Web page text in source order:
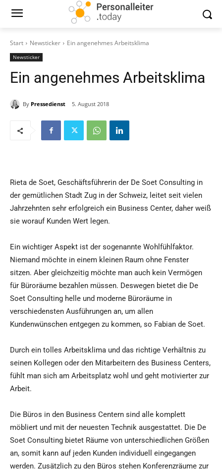
Start Newsticker Ein angenehmes Arbeitsklima
Newsticker
Ein angenehmes Arbeitsklima
By Pressedienst 5. August 2018
Rieta de Soet, Geschäftsführerin der De Soet Consulting in
der gemütlichen Stadt Zug in der Schweiz, leitet seit vielen
Jahrzehnten sehr erfolgreich ein Business Center, daher weiß
sie worauf Kunden Wert legen.
Ein wichtiger Aspekt ist der sogenannte Wohlfühlfaktor.
Niemand möchte in einem kleinen Raum ohne Fenster
sitzen. Aber gleichzeitig möchte man auch kein Vermögen
für Büroräume bezahlen müssen. Deswegen bietet die De
Soet Consulting helle und moderne Büroräume in
verschiedensten Ausführungen an, um allen
Kundenwünschen entgegen zu kommen, so Fabian de Soet.
Durch ein tolles Arbeitsklima und das richtige Verhältnis zu
seinen Kollegen oder den Mitarbeitern des Business Centers,
fühlt man sich am Arbeitsplatz wohl und geht motivierter zur
Arbeit.
Die Büros in den Business Centern sind alle komplett
möbliert und mit der neuesten Technik ausgestattet. Die De
Soet Consulting bietet Räume von unterschiedlichen Größen
an, somit kann auf jeden Kunden individuell eingegangen
werden. Zusätzlich zu den Büros stehen Konferenzräume zur